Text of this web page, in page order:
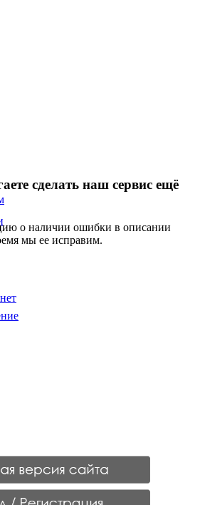
сделать наш сервис ещё
о наличии ошибки в описании
мы ее исправим.